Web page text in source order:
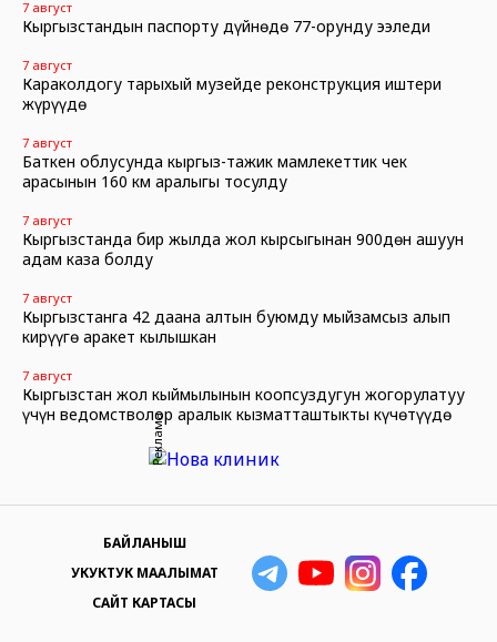
7 август
Кыргызстандын паспорту дүйнөдө 77-орунду ээледи
7 август
Караколдогу тарыхый музейде реконструкция иштери
жүрүүдө
7 август
Баткен облусунда кыргыз-тажик мамлекеттик чек
арасынын 160 км аралыгы тосулду
7 август
Кыргызстанда бир жылда жол кырсыгынан 900дөн ашуун
адам каза болду
7 август
Кыргызстанга 42 даана алтын буюмду мыйзамсыз алып
кирүүгө аракет кылышкан
7 август
Кыргызстан жол кыймылынын коопсуздугун жогорулатуу
үчүн ведомстволор аралык кызматташтыкты күчөтүүдө
Реклама
БАЙЛАНЫШ
УКУКТУК МААЛЫМАТ
САЙТ КАРТАСЫ